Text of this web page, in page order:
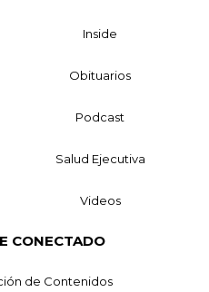
Inside
Obituarios
Podcast
Salud Ejecutiva
Videos
CONECTADO
de Contenidos